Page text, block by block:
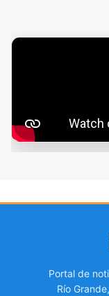
Portal de
Río